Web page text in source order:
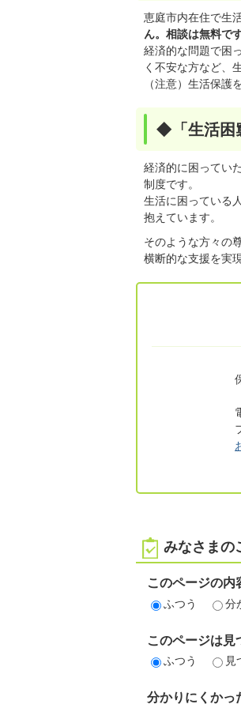
恵庭市内在住で生
ん。相談は無料です
経済的な問題で困
く不安な方など、
（注意）生活保護
◆「生活困
経済的に困ってい
制度です。
生活に困っている
抱えています。
そのような方々の
横断的な支援を実
みなさまの
このページの
ふつう 分
このページは見
ふつう 見
分かりにくかっ